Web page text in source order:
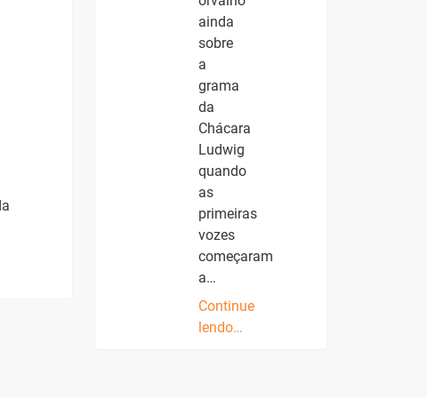
ainda
sobre
a
grama
da
Chácara
Ludwig
quando
as
primeiras
vozes
começaram
a…
Continue
lendo…